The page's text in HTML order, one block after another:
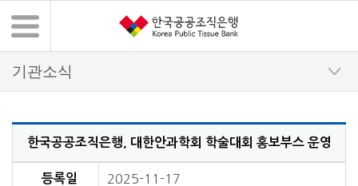
기관소식 상세 내용
한국공공조직은행, 대한안과학회 학술대회 홍보부스 운영
등록일 2025-11-17